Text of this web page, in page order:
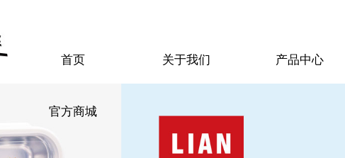
首页 关于我们 产品中心
官方商城